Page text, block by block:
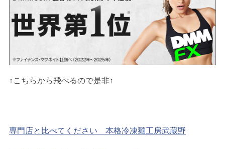
↑こちらから飛べるので是非↑
専門店と比べてください 本格冷凍麺工房武蔵野